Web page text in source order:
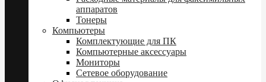
аппаратов
Тонеры
Компьютеры
Комплектующие для ПК
Компьютерные аксессуары
Мониторы
Сетевое оборудование